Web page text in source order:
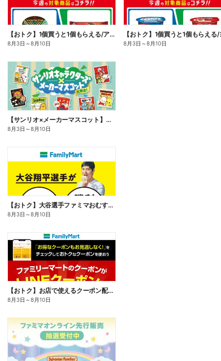
【おトク】1個買うと1個もらえる/アイス
8月3日 ～8月10日 8月3日 ～8月10日
【サンリオ×メーカーマスコット】オリジナルグッズ貰える!
8月3日 ～8月10日
【おトク】大谷選手ファミマおむすび割
8月3日 ～8月10日
【おトク】お店で使えるクーポン配信中
8月3日 ～8月10日